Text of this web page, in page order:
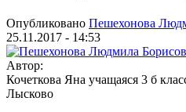
Опубликовано Пешехонова
25.11.2017 - 14:53
Автор:
Кочеткова Яна учащаяся 3 б
Лысково